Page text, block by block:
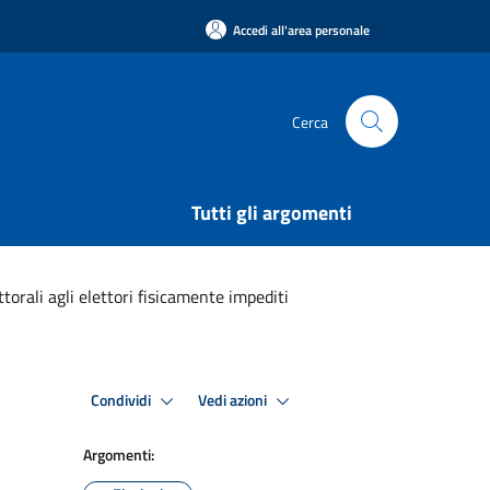
Accedi all'area personale
Cerca
Tutti gli argomenti
agli elettori fisicamente impediti
Condividi Vedi azioni
Argomenti: